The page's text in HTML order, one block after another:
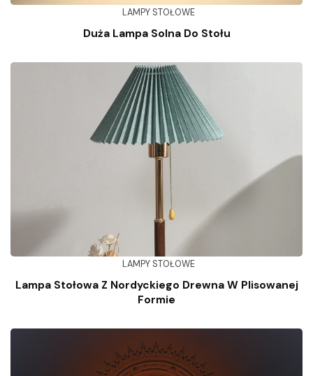
LAMPY STOŁOWE
Duża Lampa Solna Do Stołu
LAMPY STOŁOWE
Lampa Stołowa Z Nordyckiego Drewna W Plisowanej
Formie